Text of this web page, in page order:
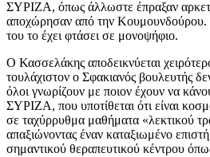
ΣΥΡΙΖΑ, όπως άλλωστε έπραξαν
αποχώρησαν από την
του το έχει φτάσει σε μονοψήφιο.
Ο Κασσελάκης αποδεικνύεται
τουλάχιστον ο Σφακιανός βουλευτής
όλοι γνωρίζουν με ποιον έχουν να
ΣΥΡΙΖΑ, που υποτίθεται ότι είναι
σε ταχύρρυθμα μαθήματα «λεκτικού
απαξιώνοντας έναν καταξιωμένο
σημαντικού θεραπευτικού κέντρου